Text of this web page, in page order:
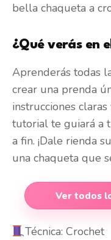
bella chaqueta a
¿Qué verás en
Aprenderás todas
crear una prenda
instrucciones
tutorial te guiará a
a fin. ¡Dale rienda
una chaqueta que
Ver todos
Técnica: Crochet